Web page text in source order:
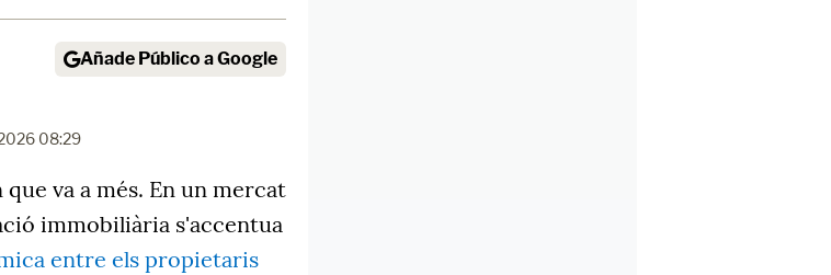
Añade Público a Google
08:29
va a més. En un mercat
immobiliària s'accentua
entre els propietaris